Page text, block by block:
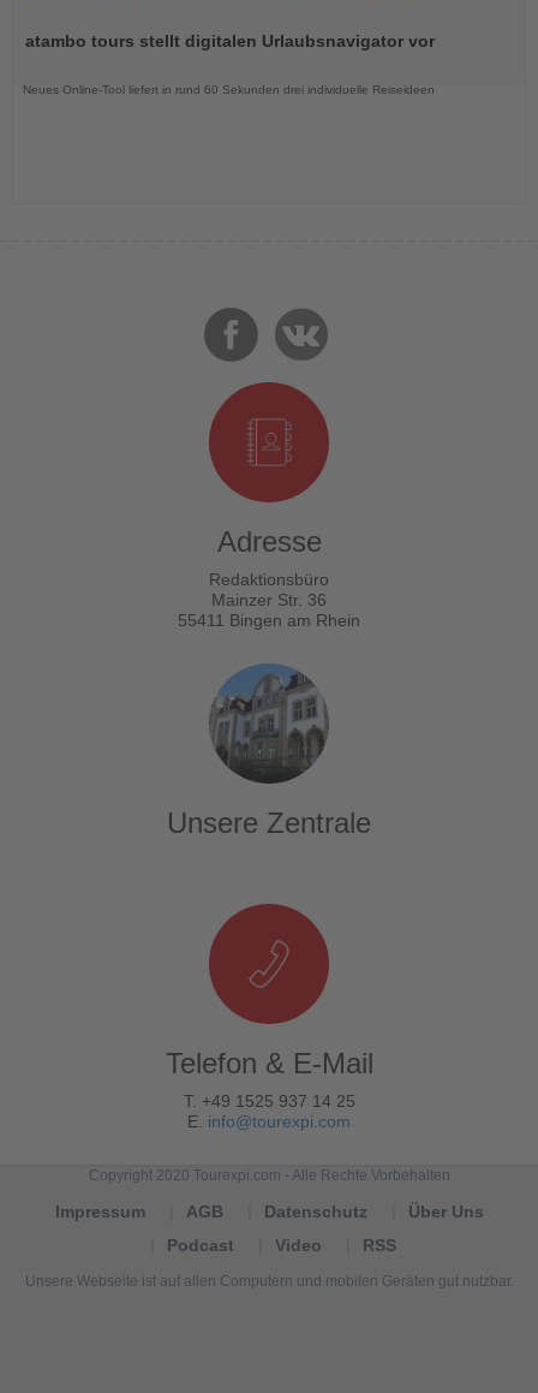
die
atambo tours stellt digitalen Urlaubsnavigator vor
Neues Online-Tool liefert in rund 60 Sekunden drei individuelle Reiseideen
Adresse
Redaktionsbüro
Mainzer Str. 36
55411 Bingen am Rhein
Unsere Zentrale
Telefon & E-Mail
T. +49 1525 937 14 25
E. info@tourexpi.com
Copyright 2020 Tourexpi.com - Alle Rechte Vorbehalten
Impressum AGB Datenschutz
Über Uns
Podcast
Video RSS
Unsere Webseite ist auf allen Computern und mobilen Geräten gut nutzbar.